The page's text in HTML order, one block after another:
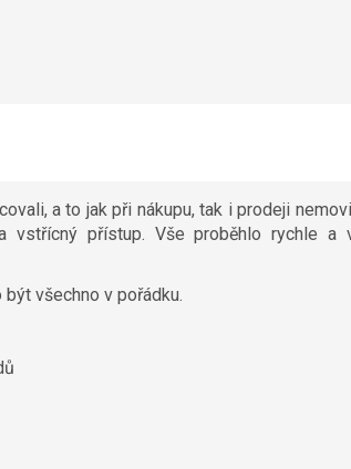
a to jak při nákupu, tak i prodeji
vstřícný přístup. Vše proběhlo rychle a
všechno v pořádku.